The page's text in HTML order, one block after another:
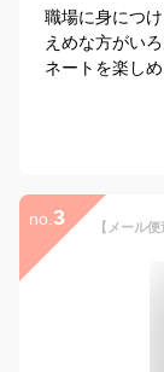
職場に身につ
えめな方がい
ネートを楽し
no. 3